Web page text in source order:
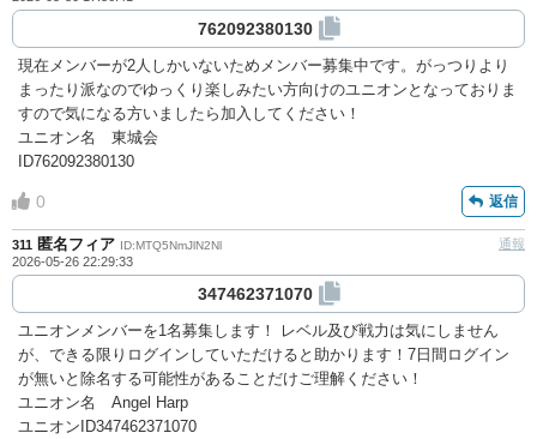
762092380130
現在メンバーが2人しかいないためメンバー募集中です。がっつりより
まったり派なのでゆっくり楽しみたい方向けのユニオンとなっておりま
すので気になる方いましたら加入してください！
ユニオン名 東城会
ID762092380130
0 返信
311 匿名フィア ID:MTQ5NmJlN2Nl
2026-05-26 22:29:33
通報
347462371070
ユニオンメンバーを1名募集します！ レベル及び戦力は気にしません
が、できる限りログインしていただけると助かります！7日間ログイン
が無いと除名する可能性があることだけご理解ください！
ユニオン名 Angel Harp
ユニオンID347462371070